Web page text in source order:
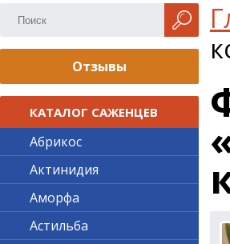
Отзывы
КАТАЛОГ САЖЕНЦЕВ
Абрикос
Актинидия
Аморфа
Астильба